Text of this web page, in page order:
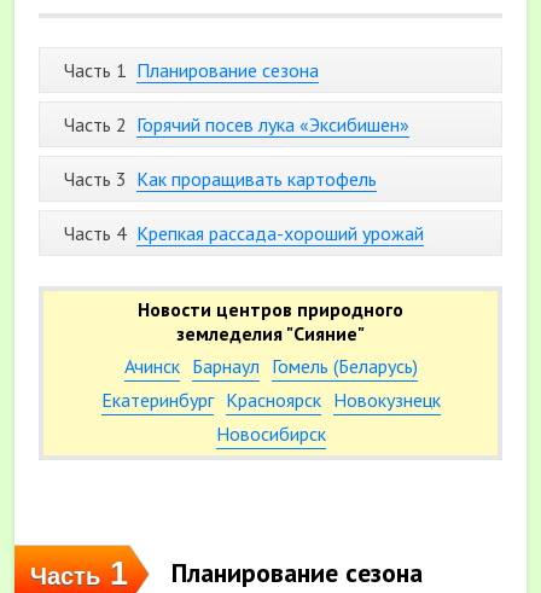
Часть 1 Планирование сезона
Часть 2 Горячий посев лука «Эксибишен»
Часть 3 Как проращивать картофель
Часть 4 Крепкая рассада-хороший урожай
Новости центров природного
земледелия "Сияние"
Ачинск Барнаул Гомель (Беларусь)
Екатеринбург Красноярск Новокузнецк
Новосибирск
Часть1 Планирование сезона